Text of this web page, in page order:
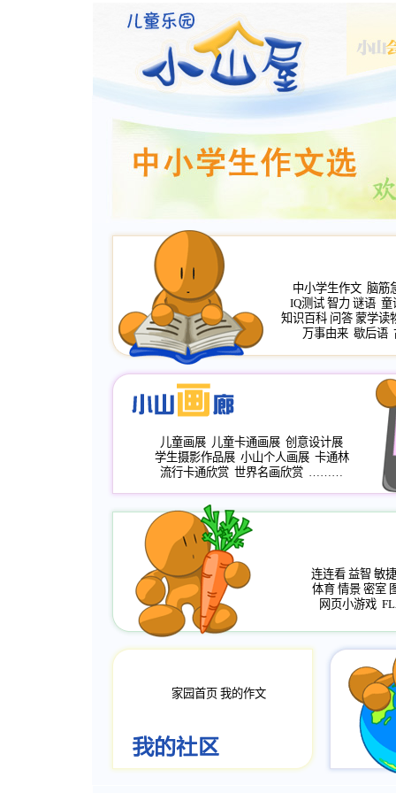
中小学生作文 脑筋
IQ测试 智力 谜语 童
知识百科 问答 蒙学读
万事由来 歇后语
儿童画展 儿童卡通画展 创意设计展
学生摄影作品展 小山个人画展 卡通林
流行卡通欣赏 世界名画欣赏 ………
连连看 益智 敏捷
体育 情景 密室
网页小游戏
家园首页 我的作文